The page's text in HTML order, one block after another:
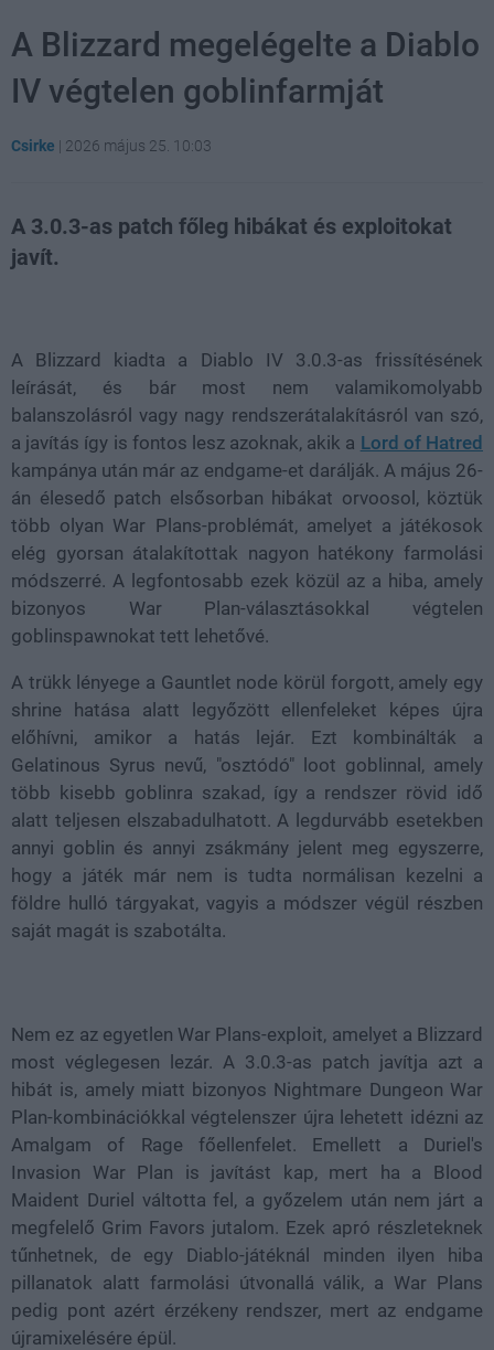
A Blizzard megelégelte a Diablo
IV végtelen goblinfarmját
Csirke | 2026 május 25. 10:03
A 3.0.3-as patch főleg hibákat és exploitokat
javít.
A Blizzard kiadta a Diablo IV 3.0.3-as frissítésének
leírását, és bár most nem valamikomolyabb
balanszolásról vagy nagy rendszerátalakításról van szó,
a javítás így is fontos lesz azoknak, akik a Lord of Hatred
kampánya után már az endgame-et darálják. A május 26-
án élesedő patch elsősorban hibákat orvoosol, köztük
több olyan War Plans-problémát, amelyet a játékosok
elég gyorsan átalakítottak nagyon hatékony farmolási
módszerré. A legfontosabb ezek közül az a hiba, amely
bizonyos War Plan-választásokkal végtelen
goblinspawnokat tett lehetővé.
A trükk lényege a Gauntlet node körül forgott, amely egy
shrine hatása alatt legyőzött ellenfeleket képes újra
előhívni, amikor a hatás lejár. Ezt kombinálták a
Gelatinous Syrus nevű, "osztódó" loot goblinnal, amely
több kisebb goblinra szakad, így a rendszer rövid idő
alatt teljesen elszabadulhatott. A legdurvább esetekben
annyi goblin és annyi zsákmány jelent meg egyszerre,
hogy a játék már nem is tudta normálisan kezelni a
földre hulló tárgyakat, vagyis a módszer végül részben
saját magát is szabotálta.
Nem ez az egyetlen War Plans-exploit, amelyet a Blizzard
most véglegesen lezár. A 3.0.3-as patch javítja azt a
hibát is, amely miatt bizonyos Nightmare Dungeon War
Plan-kombinációkkal végtelenszer újra lehetett idézni az
Amalgam of Rage főellenfelet. Emellett a Duriel's
Invasion War Plan is javítást kap, mert ha a Blood
Maident Duriel váltotta fel, a győzelem után nem járt a
megfelelő Grim Favors jutalom. Ezek apró részleteknek
tűnhetnek, de egy Diablo-játéknál minden ilyen hiba
pillanatok alatt farmolási útvonallá válik, a War Plans
pedig pont azért érzékeny rendszer, mert az endgame
újramixelésére épül.